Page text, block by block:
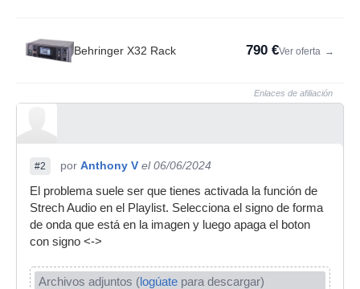
Behringer X32 Rack 790 €Ver oferta →
Enlaces de afiliación
#2 por Anthony V el 06/06/2024
El problema suele ser que tienes activada la función de
Strech Audio en el Playlist. Selecciona el signo de forma
de onda que está en la imagen y luego apaga el boton
con signo <->
Archivos adjuntos (logúate para descargar)